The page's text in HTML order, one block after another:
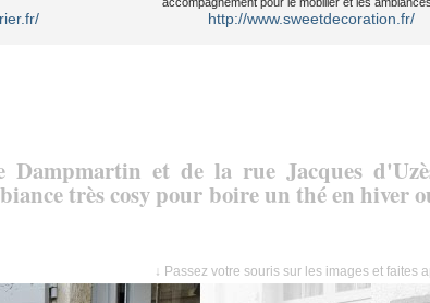
http://www.sweetdecoration.fr/
et de la rue Jacques
très cosy pour boire un thé en hiver
↓ Passez votre souris sur les images et faites